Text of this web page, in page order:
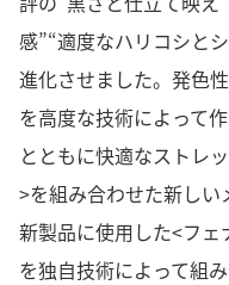
感”“適度なハリコシと
進化させました。発色
を高度な技術によって
とともに快適なストレ
>を組み合わせた新しい
新製品に使用した<フ
を独自技術によって組